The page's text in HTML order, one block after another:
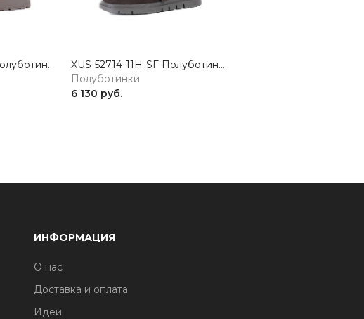
XJE-52006-1H-SW Полуботинки женские натуральная кожа коричневый Madella
XUS-52714-11H-SF Полуботинки женские натуральная кожа коричневый Madella
Полуботинки
6 130 руб.
ИНФОРМАЦИЯ
О нас
Доставка и оплата
Идеи